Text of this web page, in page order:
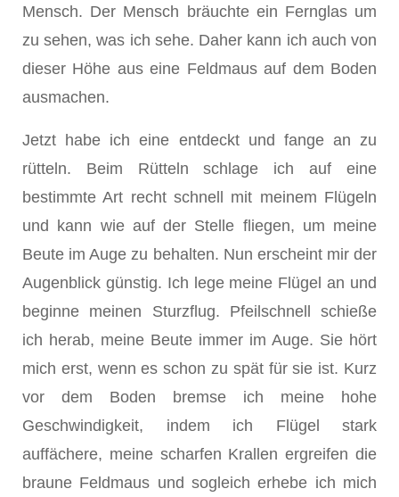
Mensch. Der Mensch bräuchte ein Fernglas um
zu sehen, was ich sehe. Daher kann ich auch von
dieser Höhe aus eine Feldmaus auf dem Boden
ausmachen.
Jetzt habe ich eine entdeckt und fange an zu
rütteln. Beim Rütteln schlage ich auf eine
bestimmte Art recht schnell mit meinem Flügeln
und kann wie auf der Stelle fliegen, um meine
Beute im Auge zu behalten. Nun erscheint mir der
Augenblick günstig. Ich lege meine Flügel an und
beginne meinen Sturzflug. Pfeilschnell schieße
ich herab, meine Beute immer im Auge. Sie hört
mich erst, wenn es schon zu spät für sie ist. Kurz
vor dem Boden bremse ich meine hohe
Geschwindigkeit, indem ich Flügel stark
auffächere, meine scharfen Krallen ergreifen die
braune Feldmaus und sogleich erhebe ich mich